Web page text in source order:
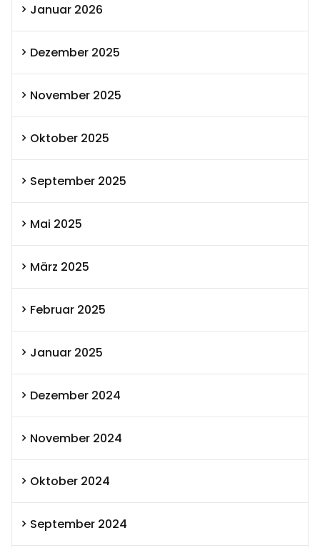
Januar 2026
Dezember 2025
November 2025
Oktober 2025
September 2025
Mai 2025
März 2025
Februar 2025
Januar 2025
Dezember 2024
November 2024
Oktober 2024
September 2024